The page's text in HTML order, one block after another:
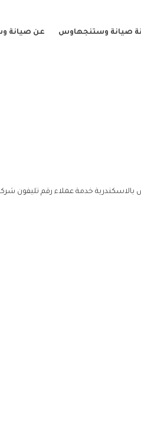
صيانة وستنجهاوس عن صيانة
خدمة عملاء رقم تليفون